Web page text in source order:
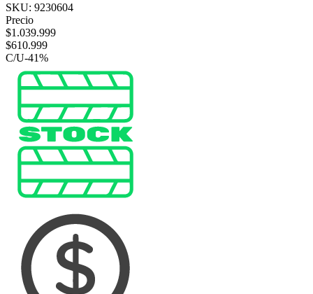
SKU: 9230604
Precio
$1.039.999
$610.999
C/U-41%